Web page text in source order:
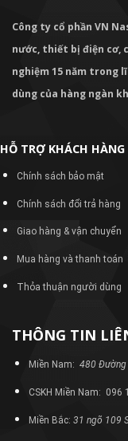
Công ty cổ phần VN
nước, thiết bị điện cơ,
nghiệm 15 năm trong
dùng của hàng ngàn
HỖ TRỢ KHÁCH HÀNG
Chính sách bảo mật
Chính sách đổi trả hàng
Giao hàng & vận chuyển
Mua hàng và thanh toán
Thỏa thuận người dùng
THÔNG TIN
Miền Nam: 480 Đường
CSKH Miền Nam: 096
Miền Bắc: 31 ngõ 109